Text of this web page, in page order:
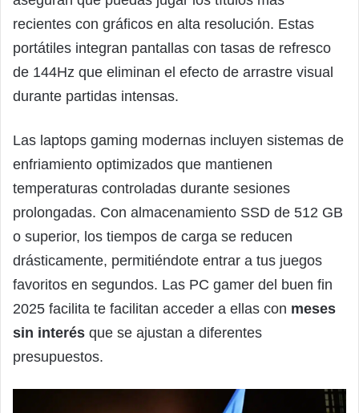
recientes con gráficos en alta resolución. Estas
portátiles integran pantallas con tasas de refresco
de 144Hz que eliminan el efecto de arrastre visual
durante partidas intensas.
Las laptops gaming modernas incluyen sistemas de
enfriamiento optimizados que mantienen
temperaturas controladas durante sesiones
prolongadas. Con almacenamiento SSD de 512 GB
o superior, los tiempos de carga se reducen
drásticamente, permitiéndote entrar a tus juegos
favoritos en segundos. Las PC gamer del buen fin
2025 facilita te facilitan acceder a ellas con meses
sin interés que se ajustan a diferentes
presupuestos.